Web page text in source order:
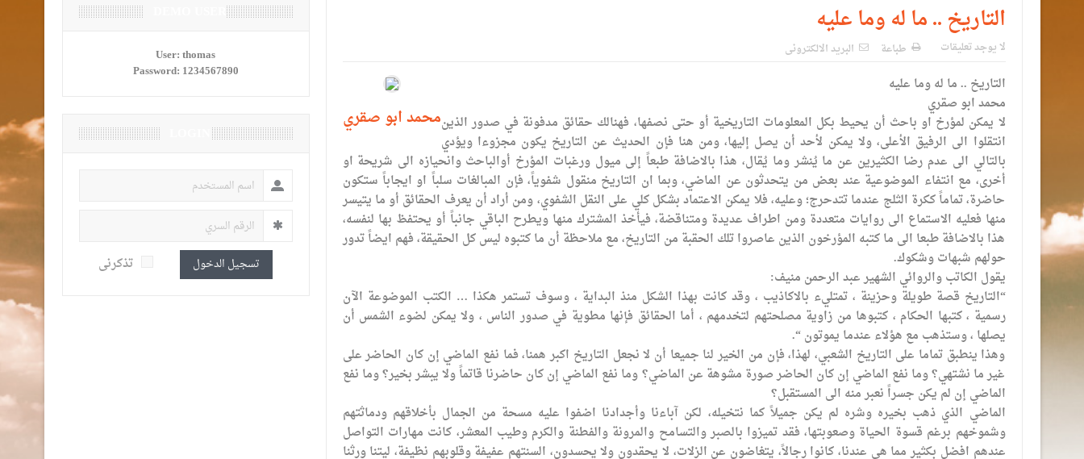
النواب يقر مشروع تعديل قانون الملكية العقارية
الملك يتلقى اتصالا هاتفيا من العاهل البحريني
القاضي محمود أحمد فريحات.. مبارك ومزيدا من التوفيق
التاريخ .. ما له وما عليه
لا يوجد تعليقات طباعة البريد الالكترونى
محمد ابو صقري
التاريخ .. ما له وما عليه
محمد ابو صقري
لا يمكن لمؤرخ او باحث أن يحيط بكل المعلومات التاريخية أو حتى نصفها، فهنالك حقائق مدفونة في صدور الذين
انتقلوا الى الرفيق الأعلى، ولا يمكن لأحد أن يصل إليها، ومن هنا فإن الحديث عن التاريخ يكون مجزوءا ويؤدي
بالتالي الى عدم رضا الكثيرين عن ما يُنشر وما يُقال، هذا بالاضافة طبعاً إلى ميول ورغبات المؤرخ أوالباحث وانحيازه الى شريحة او
أخرى، مع انتفاء الموضوعية عند بعض من يتحدثون عن الماضي، وبما ان التاريخ منقول شفوياً، فإن المبالغات سلباً او ايجاباً ستكون
حاضرة، تماماً ككرة الثلج عندما تتدحرج؛ وعليه، فلا يمكن الاعتماد بشكل كلي على النقل الشفوي، ومن أراد أن يعرف الحقائق أو ما يتيسر
منها فعليه الاستماع الى روايات متعددة ومن اطراف عديدة ومتناقضة، فيأخذ المشترك منها ويطرح الباقي جانباً أو يحتفظ بها لنفسه،
هذا بالاضافة طبعا الى ما كتبه المؤرخون الذين عاصروا تلك الحقبة من التاريخ، مع ملاحظة أن ما كتبوه ليس كل الحقيقة، فهم ايضاً تدور
حولهم شبهات وشكوك.
يقول الكاتب والروائي الشهير عبد الرحمن منيف:
“التاريخ قصة طويلة وحزينة ، تمتليء بالاكاذيب ، وقد كانت بهذا الشكل منذ البداية ، وسوف تستمر هكذا … الكتب الموضوعة الآن
رسمية ، كتبها الحكام ، كتبوها من زاوية مصلحتهم لتخدمهم ، أما الحقائق فإنها مطوية في صدور الناس ، ولا يمكن لضوء الشمس أن
يصلها ، وستذهب مع هؤلاء عندما يموتون “.
وهذا ينطبق تماما على التاريخ الشعبي، لهذا، فإن من الخير لنا جميعا أن لا نجعل التاريخ اكبر همنا، فما نفع الماضي إن كان الحاضر على
غير ما نشتهي؟ وما نفع الماضي إن كان الحاضر صورة مشوهة عن الماضي؟ وما نفع الماضي إن كان حاضرنا قاتماً ولا يبشر بخير؟ وما نفع
الماضي إن لم يكن جسراً نعبر منه الى المستقبل؟
الماضي الذي ذهب بخيره وشره لم يكن جميلاً كما نتخيله، لكن آباءنا وأجدادنا اضفوا عليه مسحة من الجمال بأخلاقهم ودماثتهم
وشموخهم برغم قسوة الحياة وصعوبتها، فقد تميزوا بالصبر والتسامح والمرونة والفطنة والكرم وطيب المعشر، كانت مهارات التواصل
عندهم افضل بكثير مما هي عندنا، كانوا رجالاً، يتغاضون عن الزلات، لا يحقدون ولا يحسدون، السنتهم عفيفة وقلوبهم نظيفة، ليتنا ورثنا
User:thomas
Password: 1234567890
تسجيل الدخول تذكرنى